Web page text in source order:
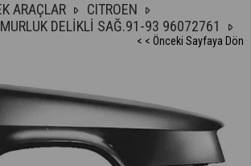
ARAÇLAR
CITROEN
DELİKLİ SAĞ.91-93 96072761
< < Önceki Sayfaya Dön